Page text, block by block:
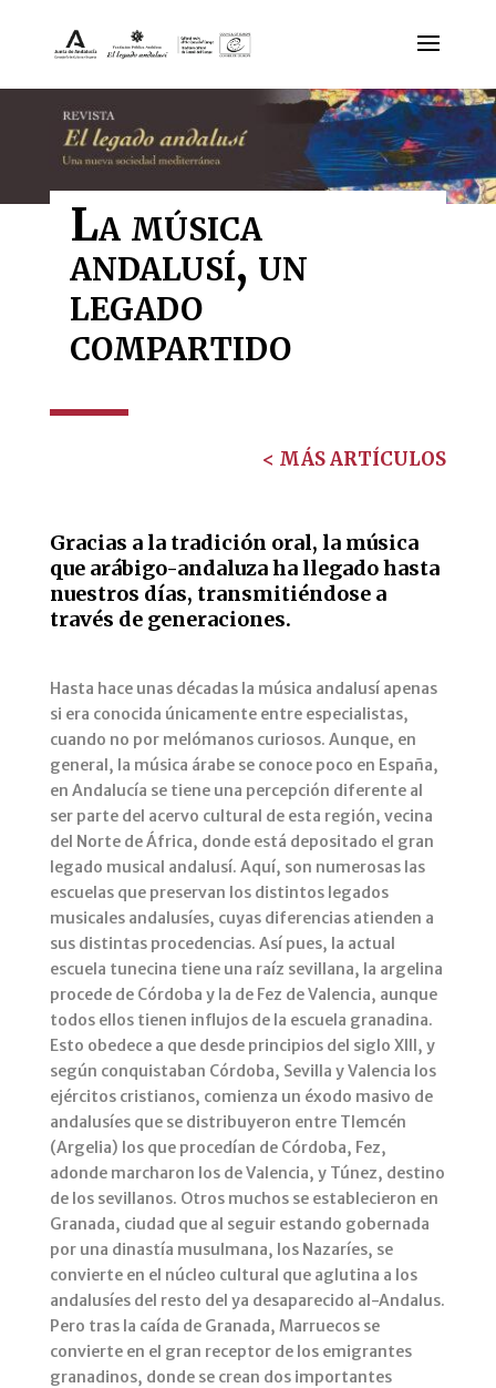
La música
andalusí, un
legado
compartido
< MÁS ARTÍCULOS
Gracias a la tradición oral, la música
que arábigo-andaluza ha llegado hasta
nuestros días, transmitiéndose a
través de generaciones.
Hasta hace unas décadas la música andalusí apenas
si era conocida únicamente entre especialistas,
cuando no por melómanos curiosos. Aunque, en
general, la música árabe se conoce poco en España,
en Andalucía se tiene una percepción diferente al
ser parte del acervo cultural de esta región, vecina
del Norte de África, donde está depositado el gran
legado musical andalusí. Aquí, son numerosas las
escuelas que preservan los distintos legados
musicales andalusíes, cuyas diferencias atienden a
sus distintas procedencias. Así pues, la actual
escuela tunecina tiene una raíz sevillana, la argelina
procede de Córdoba y la de Fez de Valencia, aunque
todos ellos tienen influjos de la escuela granadina.
Esto obedece a que desde principios del siglo XIII, y
según conquistaban Córdoba, Sevilla y Valencia los
ejércitos cristianos, comienza un éxodo masivo de
andalusíes que se distribuyeron entre Tlemcén
(Argelia) los que procedían de Córdoba, Fez,
adonde marcharon los de Valencia, y Túnez, destino
de los sevillanos. Otros muchos se establecieron en
Granada, ciudad que al seguir estando gobernada
por una dinastía musulmana, los Nazaríes, se
convierte en el núcleo cultural que aglutina a los
andalusíes del resto del ya desaparecido al-Andalus.
Pero tras la caída de Granada, Marruecos se
convierte en el gran receptor de los emigrantes
granadinos, donde se crean dos importantes